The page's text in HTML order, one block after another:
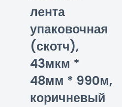
лента
упаковочная
(скотч),
43мкм *
48мм * 990м,
коричневый